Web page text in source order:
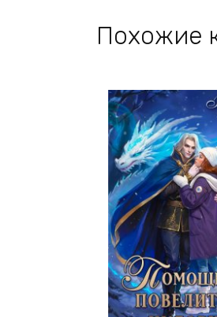
Похожие